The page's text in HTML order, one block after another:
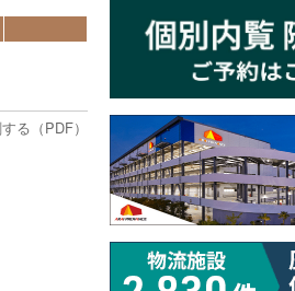
る（PDF）